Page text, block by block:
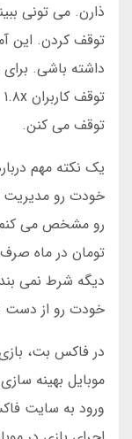
ذارن. می تونی
توقف کردن. این
توقف می کنن.
یک نکته مهم
خودت رو
تومان در ماه صرف
دیگه شرط نمی
خودت رو از دست
در فاکس بت،
موبایل بهینه
ورود به سایت